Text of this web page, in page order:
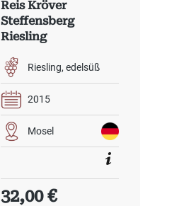
Reis Kröver
Steffensberg
Riesling
ese
Riesling edelsüß
2015
Mosel
Regulärer Preis:
32,00 €